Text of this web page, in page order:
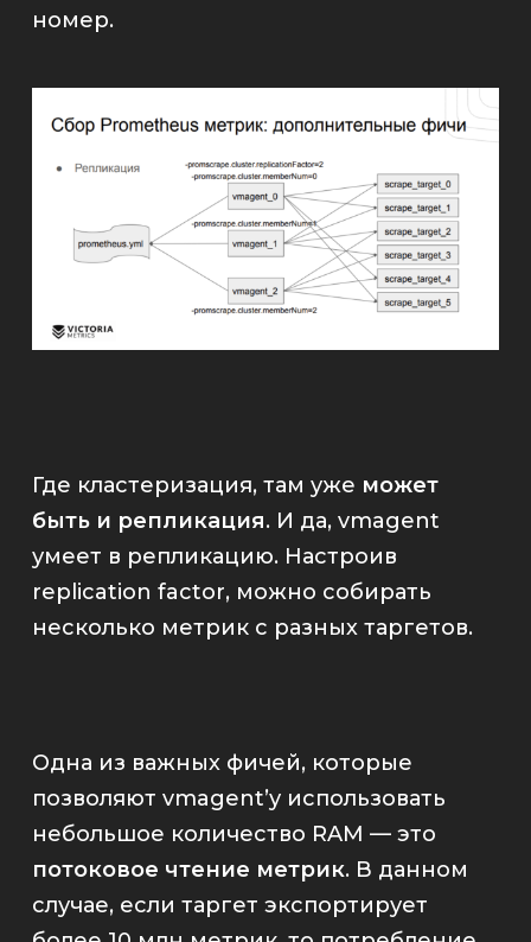
номер.
Где кластеризация, там уже может
быть и репликация. И да, vmagent
умеет в репликацию. Настроив
replication factor, можно собирать
несколько метрик с разных таргетов.
Одна из важных фичей, которые
позволяют vmagent’у использовать
небольшое количество RAM — это
потоковое чтение метрик. В данном
случае, если таргет экспортирует